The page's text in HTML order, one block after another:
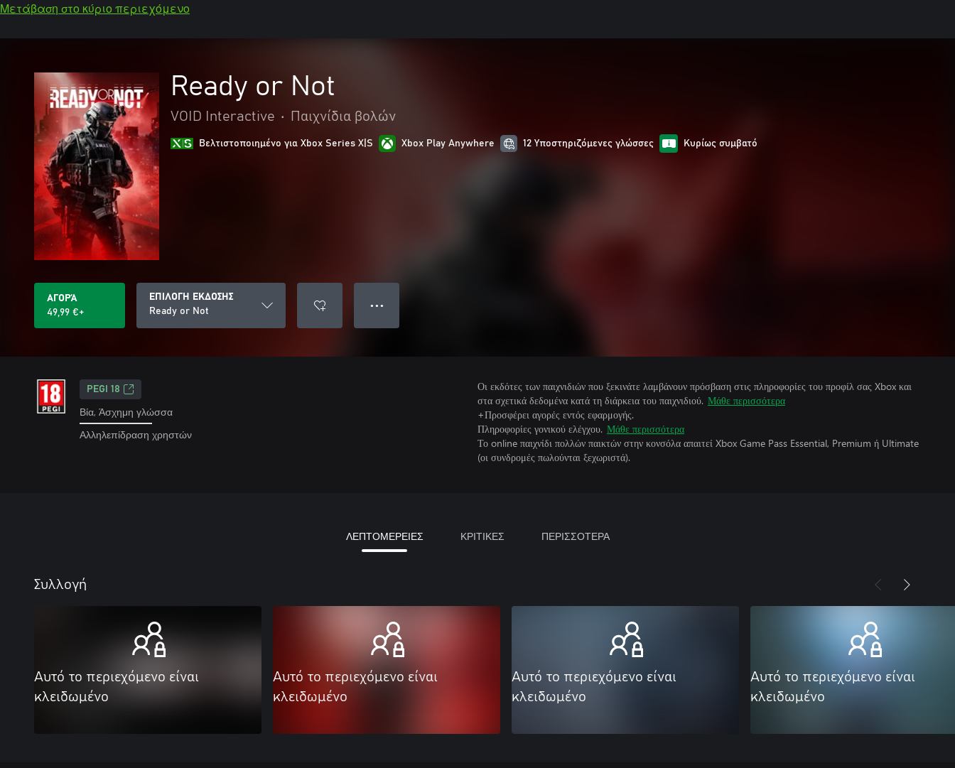
Μετάβαση στο κύριο περιεχόμενο
Ready or Not
VOID Interactive • Παιχνίδια βολών
Βελτιστοποιημένο για Xbox Series X|S Xbox Play Anywhere 12 Υποστηριζόμενες γλώσσες Κυρίως συμβατό
ΑΓΟΡΆ
49,99 €+
ΕΠΙΛΟΓΗ ΕΚΔΟΣΗΣ
Ready or Not
● ● ●
PEGI 18
Βία, Άσχημη γλώσσα
Αλληλεπίδραση χρηστών
Οι εκδότες των παιχνιδιών που ξεκινάτε λαμβάνουν πρόσβαση στις πληροφορίες του προφίλ σας Xbox και
στα σχετικά δεδομένα κατά τη διάρκεια του παιχνιδιού. Μάθε περισσότερα
+Προσφέρει αγορές εντός εφαρμογής.
Πληροφορίες γονικού ελέγχου. Μάθε περισσότερα
Το online παιχνίδι πολλών παικτών στην κονσόλα απαιτεί Xbox Game Pass Essential, Premium ή Ultimate
(οι συνδρομές πωλούνται ξεχωριστά).
ΛΕΠΤΟΜΕΡΕΙΕΣ ΚΡΙΤΙΚΕΣ ΠΕΡΙΣΣΟΤΕΡΑ
Συλλογή
Αυτό το περιεχόμενο είναι
κλειδωμένο
Αυτό το περιεχόμενο είναι
κλειδωμένο
Αυτό το περιεχόμενο είναι
κλειδωμένο
Αυτό το περιεχόμενο είναι
κλειδωμένο